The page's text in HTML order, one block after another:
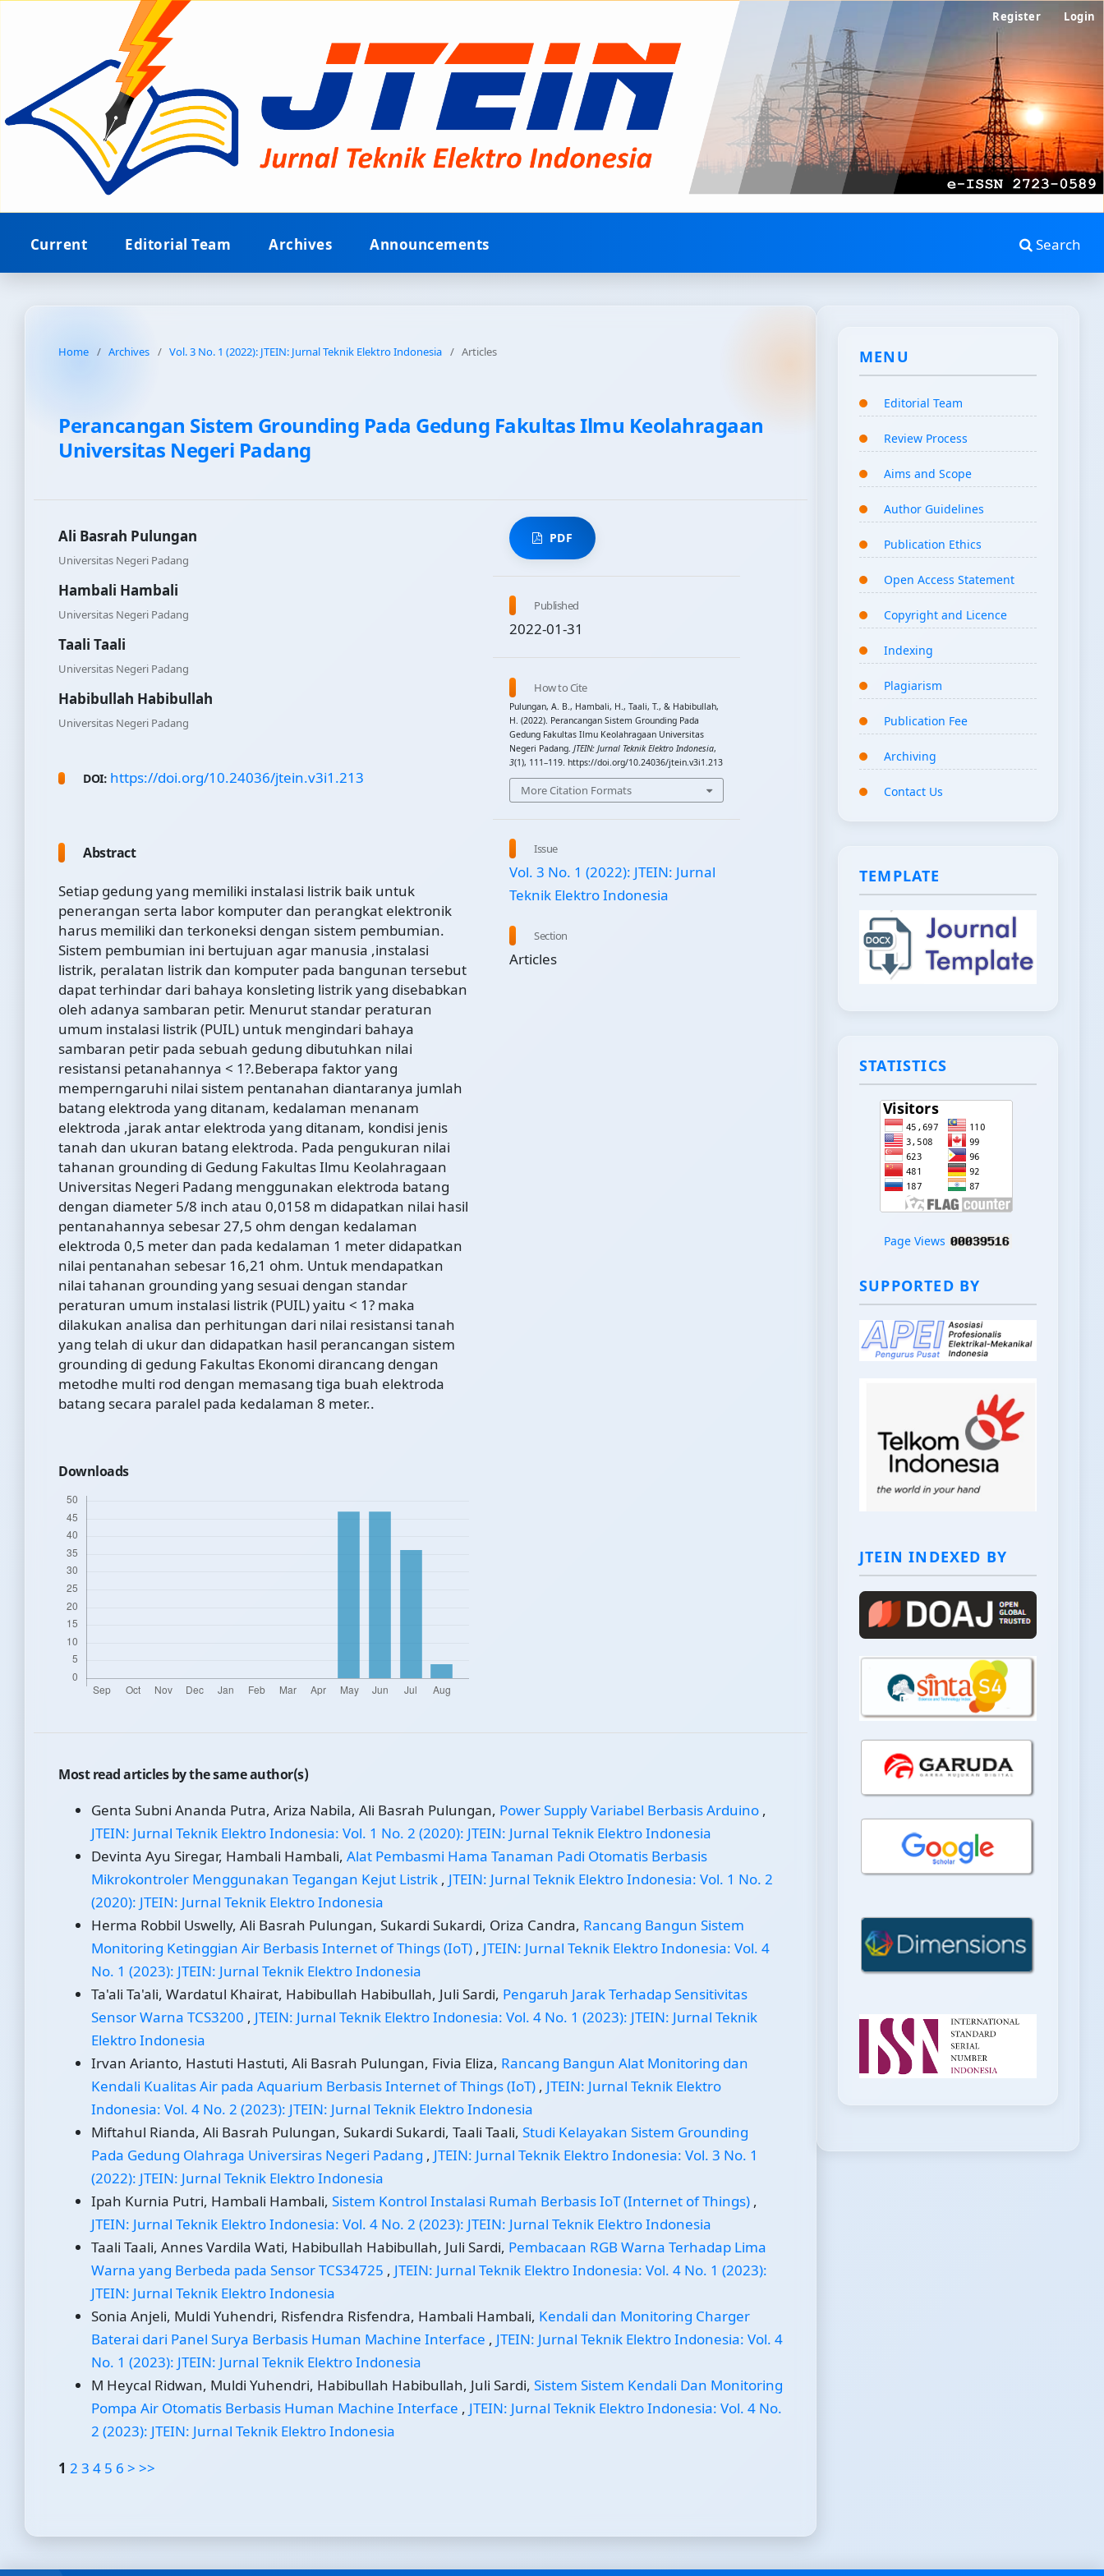
Current Editorial Team Archives Announcements Search
Register Login
Home / Archives / Vol. 3 No. 1 (2022): JTEIN: Jurnal Teknik Elektro Indonesia / Articles
Perancangan Sistem Grounding Pada Gedung Fakultas Ilmu Keolahragaan
Universitas Negeri Padang
Ali Basrah Pulungan
Universitas Negeri Padang
Hambali Hambali
Universitas Negeri Padang
Taali Taali
Universitas Negeri Padang
Habibullah Habibullah
Universitas Negeri Padang
DOI: https://doi.org/10.24036/jtein.v3i1.213
Abstract
Setiap gedung yang memiliki instalasi listrik baik untuk
penerangan serta labor komputer dan perangkat elektronik
harus memiliki dan terkoneksi dengan sistem pembumian.
Sistem pembumian ini bertujuan agar manusia ,instalasi
listrik, peralatan listrik dan komputer pada bangunan tersebut
dapat terhindar dari bahaya konsleting listrik yang disebabkan
oleh adanya sambaran petir. Menurut standar peraturan
umum instalasi listrik (PUIL) untuk mengindari bahaya
sambaran petir pada sebuah gedung dibutuhkan nilai
resistansi petanahannya < 1?.Beberapa faktor yang
memperngaruhi nilai sistem pentanahan diantaranya jumlah
batang elektroda yang ditanam, kedalaman menanam
elektroda ,jarak antar elektroda yang ditanam, kondisi jenis
tanah dan ukuran batang elektroda. Pada pengukuran nilai
tahanan grounding di Gedung Fakultas Ilmu Keolahragaan
Universitas Negeri Padang menggunakan elektroda batang
dengan diameter 5/8 inch atau 0,0158 m didapatkan nilai hasil
pentanahannya sebesar 27,5 ohm dengan kedalaman
elektroda 0,5 meter dan pada kedalaman 1 meter didapatkan
nilai pentanahan sebesar 16,21 ohm. Untuk mendapatkan
nilai tahanan grounding yang sesuai dengan standar
peraturan umum instalasi listrik (PUIL) yaitu < 1? maka
dilakukan analisa dan perhitungan dari nilai resistansi tanah
yang telah di ukur dan didapatkan hasil perancangan sistem
grounding di gedung Fakultas Ekonomi dirancang dengan
metodhe multi rod dengan memasang tiga buah elektroda
batang secara paralel pada kedalaman 8 meter..
Downloads
PDF
Published
2022-01-31
How to Cite
Pulungan, A. B., Hambali, H., Taali, T., & Habibullah,
H. (2022). Perancangan Sistem Grounding Pada
Gedung Fakultas Ilmu Keolahragaan Universitas
Negeri Padang.JTEIN: Jurnal Teknik Elektro Indonesia,
3(1), 111–119. https://doi.org/10.24036/jtein.v3i1.213
More Citation Formats
Issue
Vol. 3 No. 1 (2022): JTEIN: Jurnal
Teknik Elektro Indonesia
Section
Articles
Most read articles by the same author(s)
Genta Subni Ananda Putra, Ariza Nabila, Ali Basrah Pulungan, Power Supply Variabel Berbasis Arduino ,
JTEIN: Jurnal Teknik Elektro Indonesia: Vol. 1 No. 2 (2020): JTEIN: Jurnal Teknik Elektro Indonesia
Devinta Ayu Siregar, Hambali Hambali, Alat Pembasmi Hama Tanaman Padi Otomatis Berbasis
Mikrokontroler Menggunakan Tegangan Kejut Listrik , JTEIN: Jurnal Teknik Elektro Indonesia: Vol. 1 No. 2
(2020): JTEIN: Jurnal Teknik Elektro Indonesia
Herma Robbil Uswelly, Ali Basrah Pulungan, Sukardi Sukardi, Oriza Candra, Rancang Bangun Sistem
Monitoring Ketinggian Air Berbasis Internet of Things (IoT) , JTEIN: Jurnal Teknik Elektro Indonesia: Vol. 4
No. 1 (2023): JTEIN: Jurnal Teknik Elektro Indonesia
Ta'ali Ta'ali, Wardatul Khairat, Habibullah Habibullah, Juli Sardi, Pengaruh Jarak Terhadap Sensitivitas
Sensor Warna TCS3200 , JTEIN: Jurnal Teknik Elektro Indonesia: Vol. 4 No. 1 (2023): JTEIN: Jurnal Teknik
Elektro Indonesia
Irvan Arianto, Hastuti Hastuti, Ali Basrah Pulungan, Fivia Eliza, Rancang Bangun Alat Monitoring dan
Kendali Kualitas Air pada Aquarium Berbasis Internet of Things (IoT) , JTEIN: Jurnal Teknik Elektro
Indonesia: Vol. 4 No. 2 (2023): JTEIN: Jurnal Teknik Elektro Indonesia
Miftahul Rianda, Ali Basrah Pulungan, Sukardi Sukardi, Taali Taali, Studi Kelayakan Sistem Grounding
Pada Gedung Olahraga Universiras Negeri Padang , JTEIN: Jurnal Teknik Elektro Indonesia: Vol. 3 No. 1
(2022): JTEIN: Jurnal Teknik Elektro Indonesia
Ipah Kurnia Putri, Hambali Hambali, Sistem Kontrol Instalasi Rumah Berbasis IoT (Internet of Things) ,
JTEIN: Jurnal Teknik Elektro Indonesia: Vol. 4 No. 2 (2023): JTEIN: Jurnal Teknik Elektro Indonesia
Taali Taali, Annes Vardila Wati, Habibullah Habibullah, Juli Sardi, Pembacaan RGB Warna Terhadap Lima
Warna yang Berbeda pada Sensor TCS34725 , JTEIN: Jurnal Teknik Elektro Indonesia: Vol. 4 No. 1 (2023):
JTEIN: Jurnal Teknik Elektro Indonesia
Sonia Anjeli, Muldi Yuhendri, Risfendra Risfendra, Hambali Hambali, Kendali dan Monitoring Charger
Baterai dari Panel Surya Berbasis Human Machine Interface , JTEIN: Jurnal Teknik Elektro Indonesia: Vol. 4
No. 1 (2023): JTEIN: Jurnal Teknik Elektro Indonesia
M Heycal Ridwan, Muldi Yuhendri, Habibullah Habibullah, Juli Sardi, Sistem Sistem Kendali Dan Monitoring
Pompa Air Otomatis Berbasis Human Machine Interface , JTEIN: Jurnal Teknik Elektro Indonesia: Vol. 4 No.
2 (2023): JTEIN: Jurnal Teknik Elektro Indonesia
1 2 3 4 5 6 > >>
MENU
Editorial Team
Review Process
Aims and Scope
Author Guidelines
Publication Ethics
Open Access Statement
Copyright and Licence
Indexing
Plagiarism
Publication Fee
Archiving
Contact Us
TEMPLATE
STATISTICS
Page Views
SUPPORTED BY
JTEIN INDEXED BY